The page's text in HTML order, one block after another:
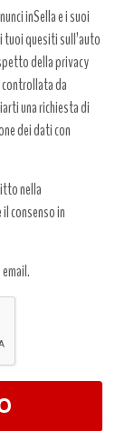
inSella e i suoi
quesiti sull’auto
della privacy
da
una richiesta di
dei dati con
nella
consenso in